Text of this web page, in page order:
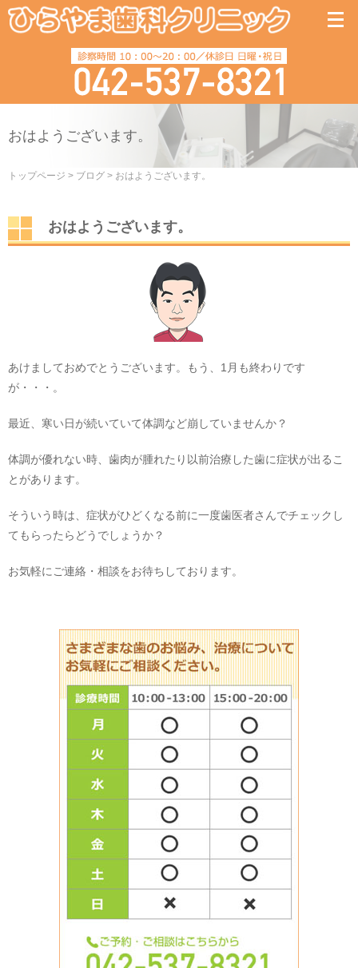
おはようございます。
トップページ > ブログ > おはようございます。
おはようございます。
あけましておめでとうございます。もう、1月も終わりです
が・・・。
最近、寒い日が続いていて体調など崩していませんか？
体調が優れない時、歯肉が腫れたり以前治療した歯に症状が出るこ
とがあります。
そういう時は、症状がひどくなる前に一度歯医者さんでチェックし
てもらったらどうでしょうか？
お気軽にご連絡・相談をお待ちしております。